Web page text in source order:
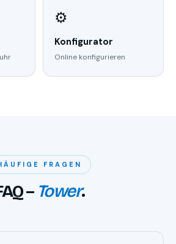
⚙️
Konfigurator
Online konfigurieren
FRAGEN
– Tower.